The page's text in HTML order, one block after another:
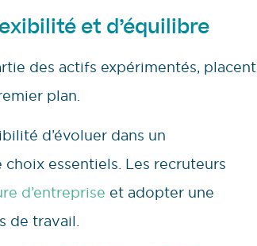
et d’équilibre
des actifs expérimentés, placent
plan.
d’évoluer dans un
essentiels. Les recruteurs
d’entreprise et adopter une
de travail.